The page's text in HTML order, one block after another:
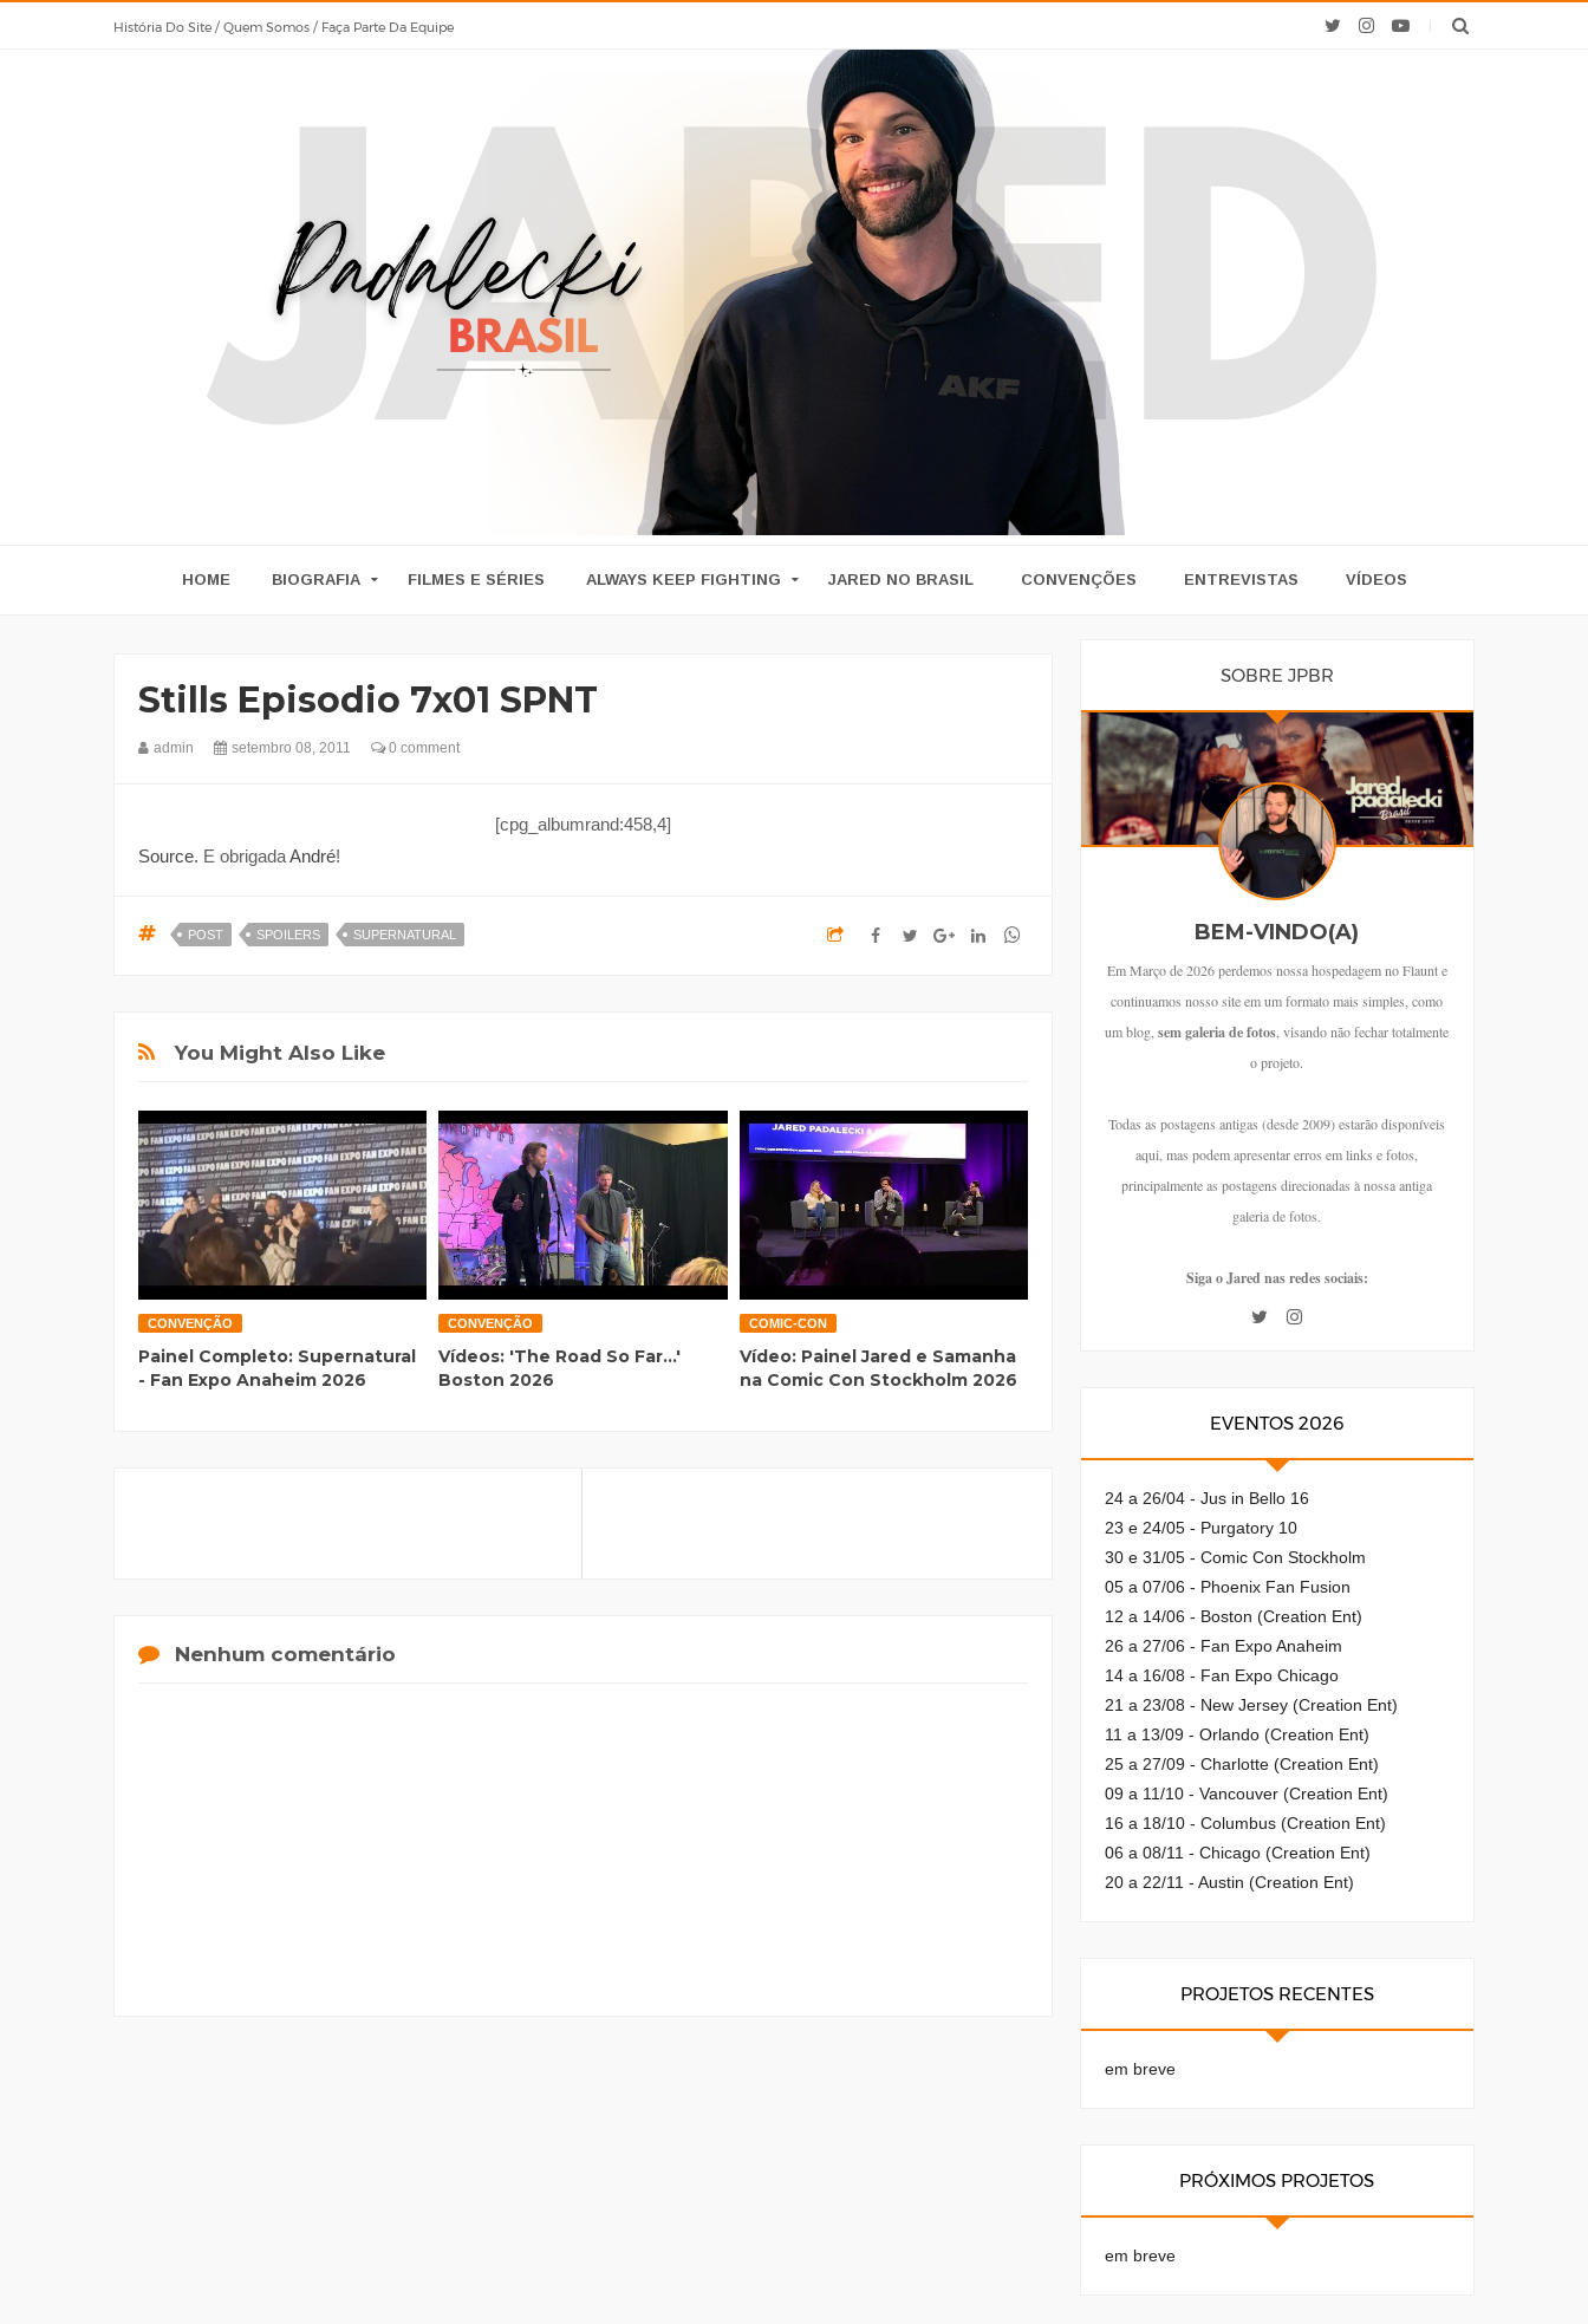
História Do Site / Quem Somos / Faça Parte Da Equipe
HOME BIOGRAFIA FILMES E SÉRIES ALWAYS KEEP FIGHTING JARED NO BRASIL CONVENÇÕES ENTREVISTAS VÍDEOS
Stills Episodio 7x01 SPNT
admin setembro 08, 2011 0 comment
[cpg_albumrand:458,4]
Source. E obrigadaAndré!
POST SPOILERS SUPERNATURAL
You Might Also Like
CONVENÇÃO
Painel Completo: Supernatural
- Fan Expo Anaheim 2026
CONVENÇÃO
Vídeos: 'The Road So Far...'
Boston 2026
COMIC-CON
Vídeo: Painel Jared e Samanha
na Comic Con Stockholm 2026
Nenhum comentário
SOBRE JPBR
BEM-VINDO(A)
Em Março de 2026 perdemos nossa hospedagem no Flaunt e
continuamos nosso site em um formato mais simples, como
um blog,sem galeria de fotos, visando não fechar totalmente
o projeto.
Todas as postagens antigas (desde 2009) estarão disponíveis
aqui, mas podem apresentar erros em links e fotos,
principalmente as postagens direcionadas à nossa antiga
galeria de fotos.
Siga o Jared nas redes sociais:
EVENTOS 2026
24 a 26/04 - Jus in Bello 16
23 e 24/05 - Purgatory 10
30 e 31/05 - Comic Con Stockholm
05 a 07/06 - Phoenix Fan Fusion
12 a 14/06 - Boston (Creation Ent)
26 a 27/06 - Fan Expo Anaheim
14 a 16/08 - Fan Expo Chicago
21 a 23/08 - New Jersey (Creation Ent)
11 a 13/09 - Orlando (Creation Ent)
25 a 27/09 - Charlotte (Creation Ent)
09 a 11/10 - Vancouver (Creation Ent)
16 a 18/10 - Columbus (Creation Ent)
06 a 08/11 - Chicago (Creation Ent)
20 a 22/11 - Austin (Creation Ent)
PROJETOS RECENTES
em breve
PRÓXIMOS PROJETOS
em breve